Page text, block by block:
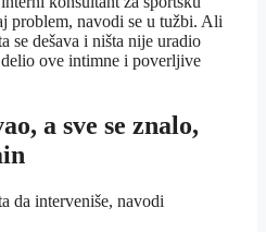
problem, navodi se u tužbi. Ali
se dešava i ništa nije uradio
ove intimne i poverljive
a sve se znalo,
da interveniše, navodi